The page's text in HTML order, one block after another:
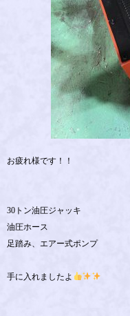
お疲れ様です！！
30トン油圧ジャッキ
油圧ホース
足踏み、エアー式ポンプ
手に入れましたよ